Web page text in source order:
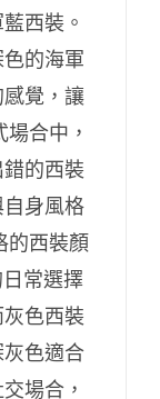
西裝。
的海軍
覺，讓
合中，
的西裝
身風格
的西裝顏
常選擇
色西裝
色適合
場合，